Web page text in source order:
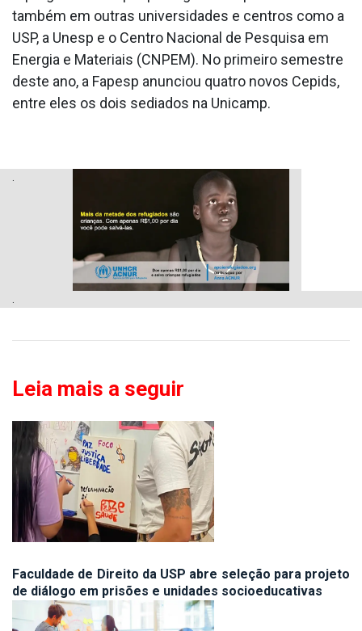
também em outras universidades e centros como a
USP, a Unesp e o Centro Nacional de Pesquisa em
Energia e Materiais (CNPEM). No primeiro semestre
deste ano, a Fapesp anunciou quatro novos Cepids,
entre eles os dois sediados na Unicamp.
.
Leia mais a seguir
Faculdade de Direito da USP abre seleção para projeto
de diálogo em prisões e unidades socioeducativas